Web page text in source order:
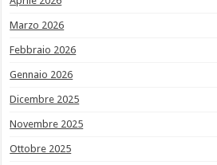
Marzo 2026
Febbraio 2026
Gennaio 2026
Dicembre 2025
Novembre 2025
Ottobre 2025